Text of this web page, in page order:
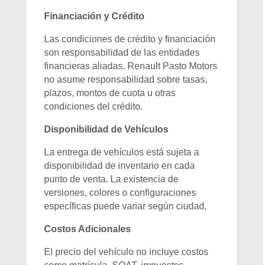
Financiación y Crédito
Las condiciones de crédito y financiación
son responsabilidad de las entidades
financieras aliadas. Renault Pasto Motors
no asume responsabilidad sobre tasas,
plazos, montos de cuota u otras
condiciones del crédito.
Disponibilidad de Vehículos
La entrega de vehículos está sujeta a
disponibilidad de inventario en cada
punto de venta. La existencia de
versiones, colores o configuraciones
específicas puede variar según ciudad.
Costos Adicionales
El precio del vehículo no incluye costos